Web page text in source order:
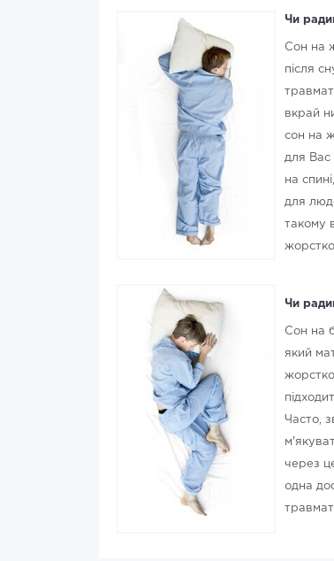
Чи
Сон на
після
вкрай
сон на
для Вас
на
для
такому
Чи
Сон на
який
Часто,
через
одна